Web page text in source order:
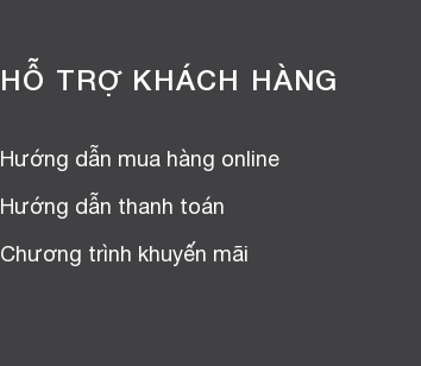
HỖ TRỢ KHÁCH HÀNG
Hướng dẫn mua hàng online
Hướng dẫn thanh toán
Chương trình khuyến mãi